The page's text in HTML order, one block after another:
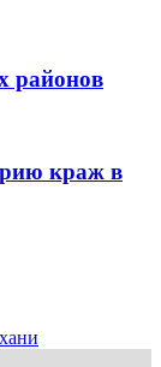
районов
краж в